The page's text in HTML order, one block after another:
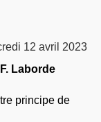
12 avril 2023
Laborde
principe de